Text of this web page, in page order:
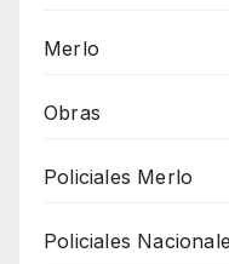
Merlo
Obras
Policiales Merlo
Policiales